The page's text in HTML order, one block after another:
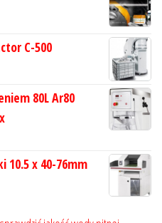
C-500
80L Ar80
10.5 x 40-76mm